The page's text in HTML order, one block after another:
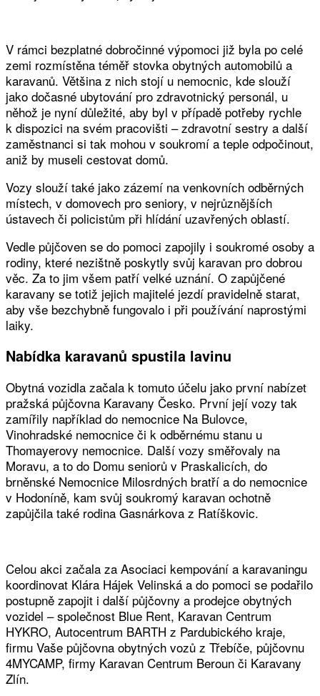
V rámci bezplatné dobročinné výpomoci již byla po celé
zemi rozmístěna téměř stovka obytných automobilů a
karavanů. Většina z nich stojí u nemocnic, kde slouží
jako dočasné ubytování pro zdravotnický personál, u
něhož je nyní důležité, aby byl v případě potřeby rychle
k dispozici na svém pracovišti – zdravotní sestry a další
zaměstnanci si tak mohou v soukromí a teple odpočinout,
aniž by museli cestovat domů.
Vozy slouží také jako zázemí na venkovních odběrných
místech, v domovech pro seniory, v nejrůznějších
ústavech či policistům při hlídání uzavřených oblastí.
Vedle půjčoven se do pomoci zapojily i soukromé osoby a
rodiny, které nezištně poskytly svůj karavan pro dobrou
věc. Za to jim všem patří velké uznání. O zapůjčené
karavany se totiž jejich majitelé jezdí pravidelně starat,
aby vše bezchybně fungovalo i při používání naprostými
laiky.
Nabídka karavanů spustila lavinu
Obytná vozidla začala k tomuto účelu jako první nabízet
pražská půjčovna Karavany Česko. První její vozy tak
zamířily například do nemocnice Na Bulovce,
Vinohradské nemocnice či k odběrnému stanu u
Thomayerovy nemocnice. Další vozy směřovaly na
Moravu, a to do Domu seniorů v Praskalicích, do
brněnské Nemocnice Milosrdných bratří a do nemocnice
v Hodoníně, kam svůj soukromý karavan ochotně
zapůjčila také rodina Gasnárkova z Ratíškovic.
Celou akci začala za Asociaci kempování a karavaningu
koordinovat Klára Hájek Velinská a do pomoci se podařilo
postupně zapojit i další půjčovny a prodejce obytných
vozidel – společnost Blue Rent, Karavan Centrum
HYKRO, Autocentrum BARTH z Pardubického kraje,
firmu Vaše půjčovna obytných vozů z Třebíče, půjčovnu
4MYCAMP, firmy Karavan Centrum Beroun či Karavany
Zlín.